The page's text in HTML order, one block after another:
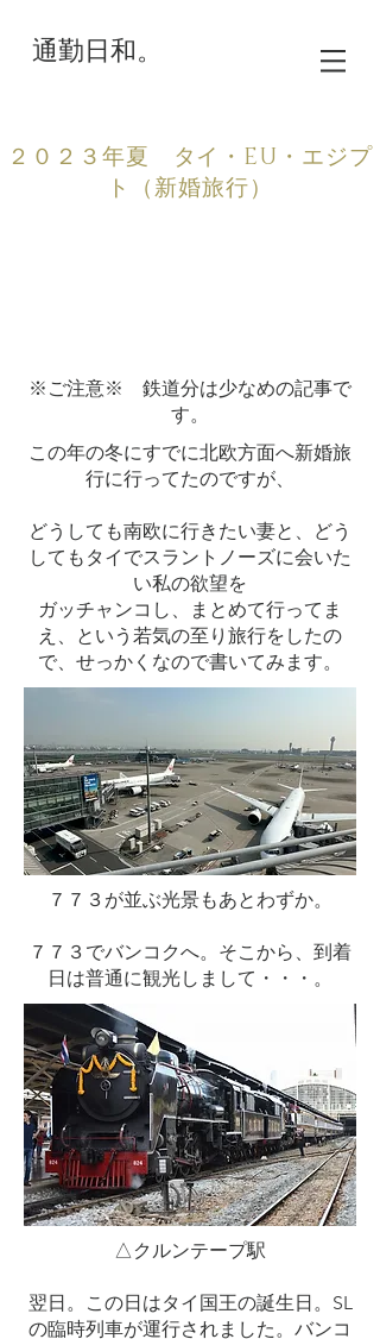
通勤日和。
２０２３年夏 タイ・EU・エジプ
ト（新婚旅行）
※ご注意※ 鉄道分は少なめの記事で
す。
この年の冬にすでに北欧方面へ新婚旅
行に行ってたのですが、
どうしても南欧に行きたい妻と、どう
してもタイでスラントノーズに会いた
い私の欲望を
​ガッチャンコし、まとめて行ってま
え、という若気の至り旅行をしたの
で、せっかくなので書いてみます。
７７３が並ぶ光景もあとわずか。
​７７３でバンコクへ。そこから、到着
日は普通に観光しまして・・・。
△クルンテープ駅
​翌日。この日はタイ国王の誕生日。SL
の臨時列車が運行されました。バンコ